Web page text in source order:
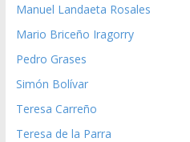
Manuel Landaeta Rosales
Mario Briceño Iragorry
Pedro Grases
Simón Bolívar
Teresa Carreño
Teresa de la Parra